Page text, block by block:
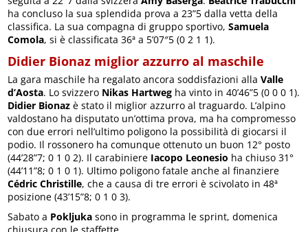
ha concluso la sua splendida prova a 23”5 dalla vetta della
classifica. La sua compagna di gruppo sportivo,Samuela
Comola, si è classificata 36ª a 5’07″5 (0 2 1 1).
Didier Bionaz miglior azzurro al maschile
La gara maschile ha regalato ancora soddisfazioni allaValle
d’Aosta. Lo svizzero Nikas Hartweg ha vinto in 40’46”5 (0 0 0 1).
Didier Bionaz è stato il miglior azzurro al traguardo. L’alpino
valdostano ha disputato un’ottima prova, ma ha compromesso
con due errori nell’ultimo poligono la possibilità di giocarsi il
podio. Il rossonero ha comunque ottenuto un buon 12° posto
(44’28”7; 0 1 0 2). Il carabiniere Iacopo Leonesio ha chiuso 31°
(44’11”8; 0 1 0 1). Ultimo poligono fatale anche al finanziere
Cédric Christille, che a causa di tre errori è scivolato in 48ª
posizione (43’15”8; 0 1 0 3).
Sabato a Pokljuka sono in programma le sprint, domenica